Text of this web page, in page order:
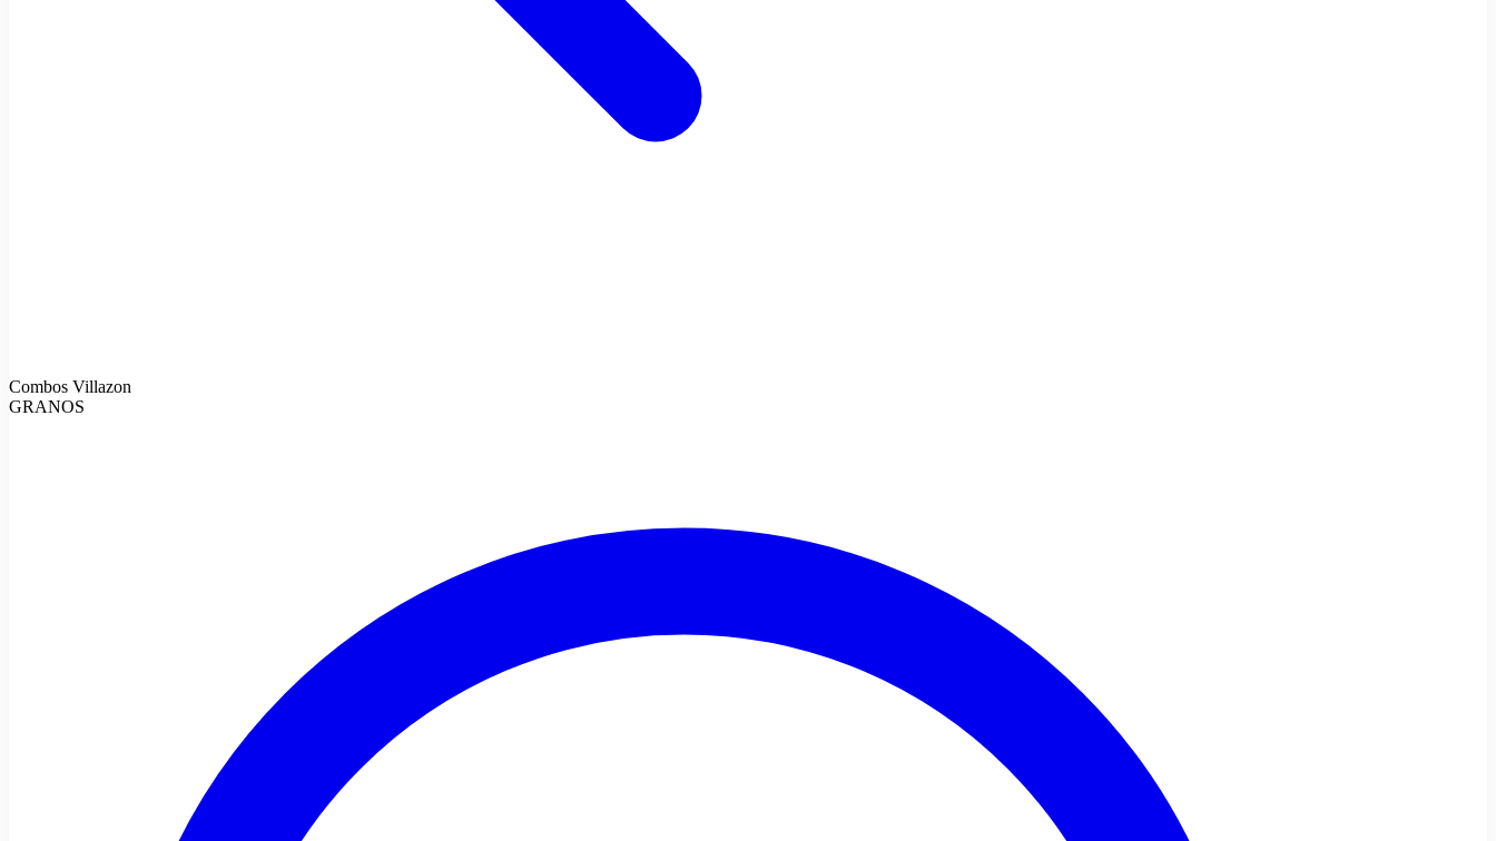
Combos Villazon
GRANOS